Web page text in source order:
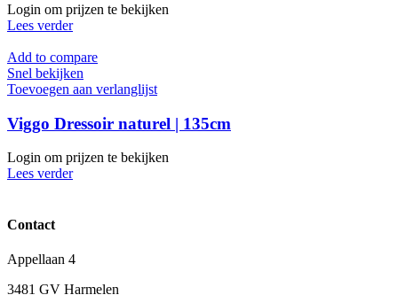
Login om prijzen te bekijken
Lees verder
Add to compare
Snel bekijken
Toevoegen aan verlanglijst
Viggo Dressoir naturel | 135cm
Login om prijzen te bekijken
Lees verder
Contact
Appellaan 4
3481 GV Harmelen